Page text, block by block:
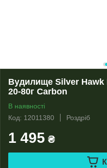
Вудилище Silver Hawk
20-80г Carbon
В наявності
Код: 12011380
Роздріб
1 495 ₴